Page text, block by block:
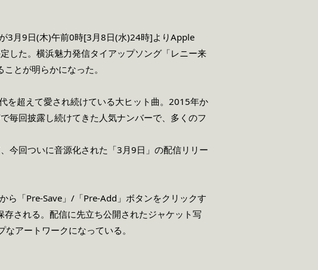
3月9日(木)午前0時[3月8日(水)24時]よりApple
した。横浜魅力発信タイアップソング「レニー来
とが明らかになった。
を超えて愛され続けている大ヒット曲。2015年か
毎回披露し続けてきた人気ナンバーで、多くのフ
今回ついに音源化された「3月9日」の配信リリー
ら「Pre-Save」/「Pre-Add」ボタンをクリックす
される。配信に先立ち公開されたジャケット写
アートワークになっている。